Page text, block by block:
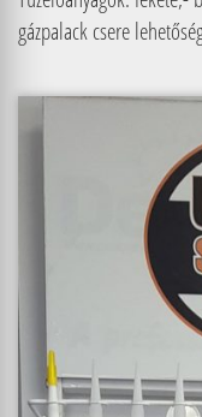
gázpalack csere